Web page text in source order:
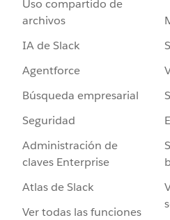
Uso compartido de
archivos
IA de Slack
Agentforce
Búsqueda empresarial
Seguridad
Administración de
claves Enterprise
Atlas de Slack
Ver todas las funciones